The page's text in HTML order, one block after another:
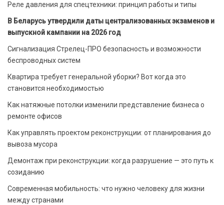
Реле давления для спецтехники: принцип работы и типы
В Беларусь утвердили даты централизованных экзаменов и
выпускной кампании на 2026 год
Сигнализация Стрелец-ПРО безопасность и возможности
беспроводных систем
Квартира требует генеральной уборки? Вот когда это
становится необходимостью
Как натяжные потолки изменили представление бизнеса о
ремонте офисов
Как управлять проектом реконструкции: от планирования до
вывоза мусора
Демонтаж при реконструкции: когда разрушение — это путь к
созиданию
Современная мобильность: что нужно человеку для жизни
между странами